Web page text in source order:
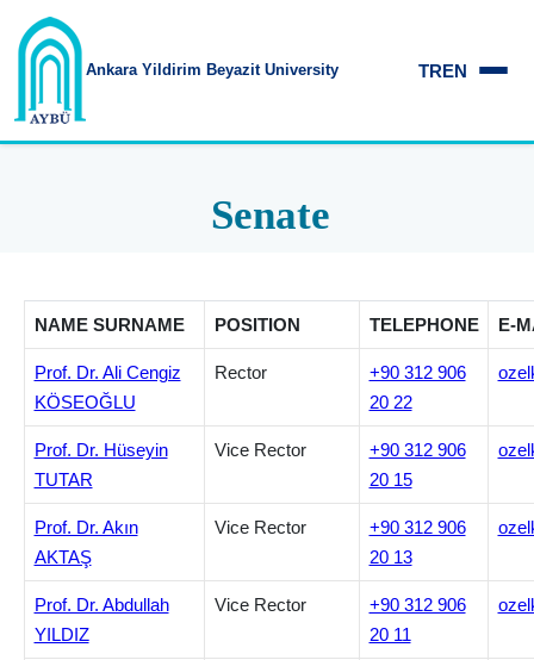
Ankara Yildirim Beyazit University TREN
Senate
NAME SURNAME POSITION TELEPHONE E-
Prof. Dr. Ali Cengiz
KÖSEOĞLU
Rector
+90 312 906
20 22
Prof. Dr. Hüseyin
TUTAR
Vice Rector
+90 312 906
20 15
Prof. Dr. Akın
AKTAŞ
Vice Rector
+90 312 906
20 13
Prof. Dr. Abdullah
YILDIZ
Vice Rector
+90 312 906
20 11